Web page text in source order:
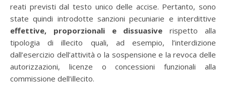
reati previsti dal testo unico delle accise. Pertanto, sono
state quindi introdotte sanzioni pecuniarie e interdittive
effettive, proporzionali e dissuasive rispetto alla
tipologia di illecito quali, ad esempio, l’interdizione
dall’esercizio dell’attività o la sospensione e la revoca delle
autorizzazioni, licenze o concessioni funzionali alla
commissione dell’illecito.